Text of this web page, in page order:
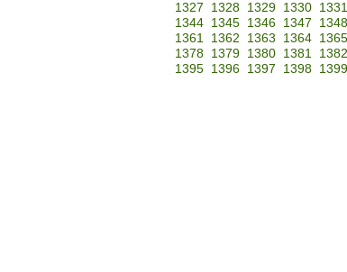
1327
1328 1329 1330 1331
1344
1345 1346 1347 1348
1361
1362 1363 1364 1365
1378
1379 1380 1381 1382
1395 1396 1397 1398 1399